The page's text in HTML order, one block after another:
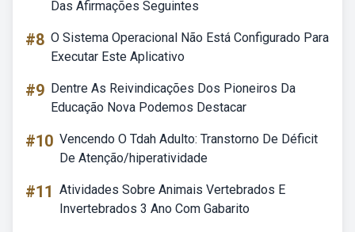
Das Afirmações Seguintes
#8 O Sistema Operacional Não Está Configurado Para
Executar Este Aplicativo
#9 Dentre As Reivindicações Dos Pioneiros Da
Educação Nova Podemos Destacar
#10 Vencendo O Tdah Adulto: Transtorno De Déficit
De Atenção/hiperatividade
#11 Atividades Sobre Animais Vertebrados E
Invertebrados 3 Ano Com Gabarito